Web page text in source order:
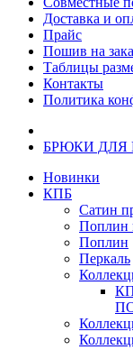
Доставка и
Прайс
Пошив на
Таблицы
Контакты
Политика
БРЮКИ ДЛЯ
Новинки
КПБ
Сатин
Поплин
Поплин
Перкаль